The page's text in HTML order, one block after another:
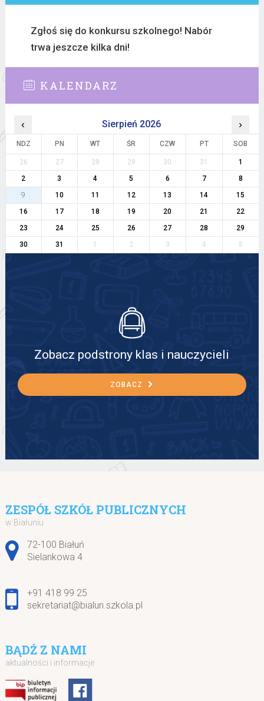
Zgłoś się do konkursu szkolnego! Nabór
trwa jeszcze kilka dni!
KALENDARZ
‹ Sierpień 2026 ›
NDZ PN WT ŚR CZW PT SOB
26 27 28 29 30 31
1
2
3 4 5 6 7
8
9
10 11 12 13 14
15
16
17 18 19 20 21
22
23
24 25 26 27 28
29
30
31 1 2 3 4 5
Zobacz podstrony klas i nauczycieli
ZOBACZ
ZESPÓŁ SZKÓŁ PUBLICZNYCH
w Białuniu
Adres pocztowy:
72-100 Białuń
Sielankowa 4
+91 418 99 25
sekretariat@bialun.szkola.pl
BĄDŹ Z NAMI
aktualności i informacje